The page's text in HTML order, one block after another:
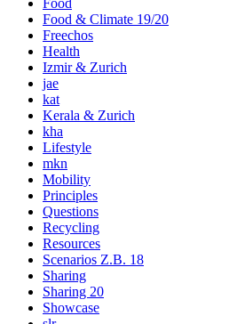
Food
Food & Climate 19/20
Freechos
Health
Izmir & Zurich
jae
kat
Kerala & Zurich
kha
Lifestyle
mkn
Mobility
Principles
Questions
Recycling
Resources
Scenarios Z.B. 18
Sharing
Sharing 20
Showcase